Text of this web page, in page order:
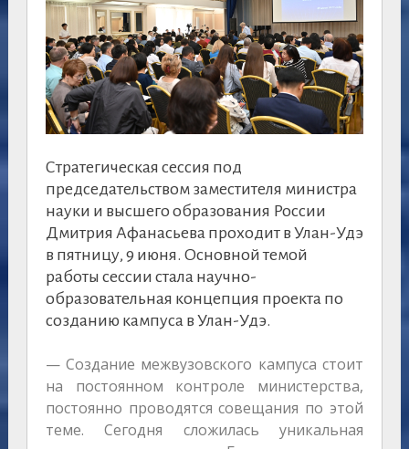
Стратегическая сессия под
председательством заместителя министра
науки и высшего образования России
Дмитрия Афанасьева проходит в Улан-Удэ
в пятницу, 9 июня. Основной темой
работы сессии стала научно-
образовательная концепция проекта по
созданию кампуса в Улан-Удэ.
— Создание межвузовского кампуса стоит
на постоянном контроле министерства,
постоянно проводятся совещания по этой
теме. Сегодня сложилась уникальная